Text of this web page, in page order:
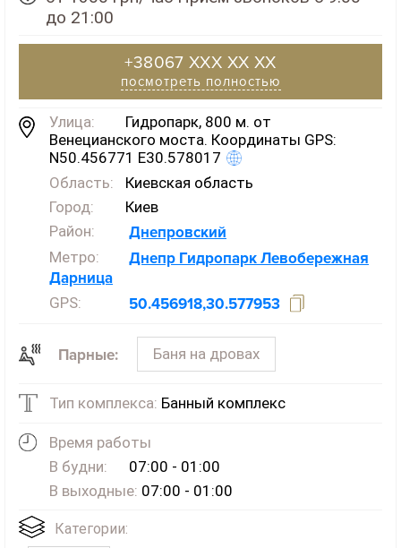
до 21:00
+38067 XXX XX XX
посмотреть полностью
Улица:
Гидропарк, 800 м. от
Венецианского моста. Координаты GPS:
N50.456771 E30.578017
Область:
Киевская область
Город:
Киев
Район:
Днепровский
Метро: Днепр ГидропаркЛевобережная
Дарница
GPS: 50.456918,30.577953
Парные: Баня на дровах
Тип комплекса: Банный комплекс
Время работы
В будни:
07:00 - 01:00
В выходные: 07:00 - 01:00
Категории: